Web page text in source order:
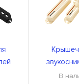
U
DiMarzio
В